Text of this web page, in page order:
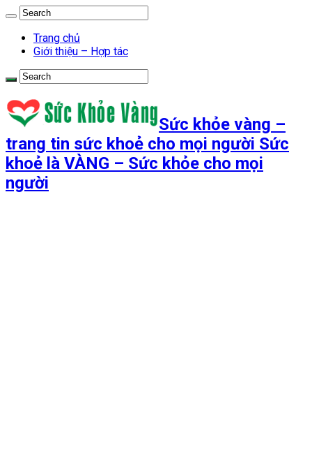
Trang chủ
Giới thiệu – Hợp tác
Sức khỏe vàng –
trang tin sức khoẻ cho mọi người Sức
khoẻ là VÀNG – Sức khỏe cho mọi
người